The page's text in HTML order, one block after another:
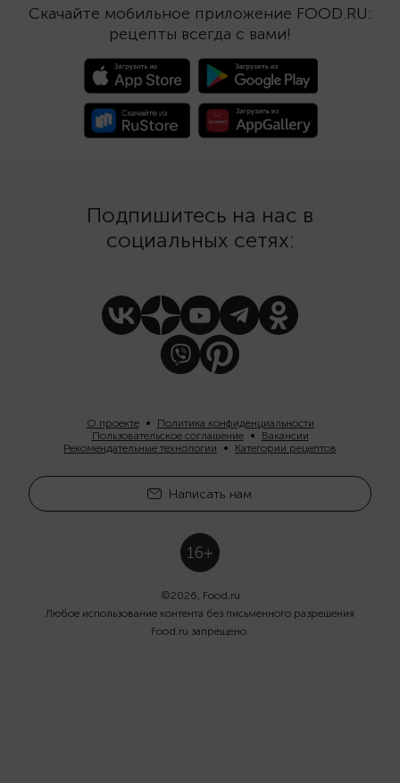
Скачайте мобильное приложение FOOD.RU:
рецепты всегда с вами!
Подпишитесь на нас в
социальных сетях:
О проекте
Политика конфиденциальности
Пользовательское соглашение
Вакансии
Рекомендательные технологии
Категории рецептов
Написать нам
©2026, Food.ru
Любое использование контента без письменного разрешения
Food.ru запрещено.